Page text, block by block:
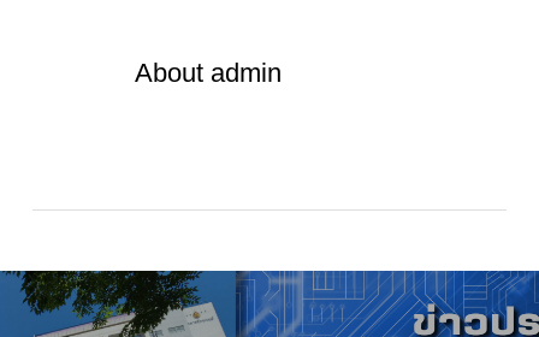
Aboutadmin